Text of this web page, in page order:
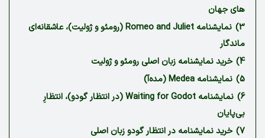
های جهان
3)
نمایشنامه Romeo and Juliet (رومئو و ژولیت)، عاشقانه‌ای
ماندگار
4) خرید نمایشنامه زبان اصلی رومئو و ژولیت
5) نمایشنامه Medea (مده‌آ)
6)
نمایشنامه Waiting for Godot (در انتظار گودو)، انتظارِ
بی‌پایان
7) خرید نمایشنامه در انتظار گودو زبان اصلی